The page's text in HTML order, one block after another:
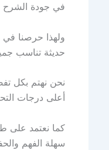
في جودة الشرح
ولهذا حرصنا
حديثة تناسب
نحن نهتم بكل
أعلى درجات
كما نعتمد على
سهلة الفهم